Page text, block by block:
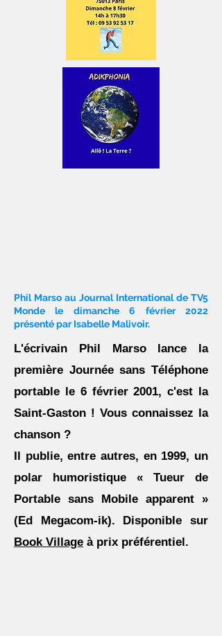
Phil Marso au Journal International de TV5
Monde le dimanche 6 février 2022
présenté par Isabelle Malivoir.
L'écrivain Phil Marso lance la
première Journée sans Téléphone
portable le 6 février 2001, c'est la
Saint-Gaston ! Vous connaissez la
chanson ?
Il publie, entre autres, en 1999, un
polar humoristique « Tueur de
Portable sans Mobile apparent »
(Ed Megacom-ik). Disponible sur
Book Village à prix préférentiel.